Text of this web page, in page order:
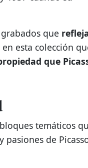
que
esta colección
que
temáticos
de